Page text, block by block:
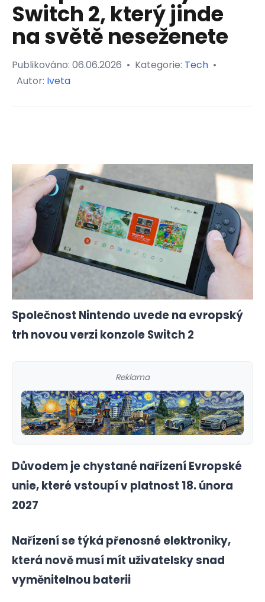
Switch 2, který jinde
na světě neseženete
Publikováno: 06.06.2026 • Kategorie: Tech •
Autor: Iveta
Společnost Nintendo uvede na evropský
trh novou verzi konzole Switch 2
Reklama
Důvodem je chystané nařízení Evropské
unie, které vstoupí v platnost 18. února
2027
Nařízení se týká přenosné elektroniky,
která nově musí mít uživatelsky snad
vyměnitelnou baterii